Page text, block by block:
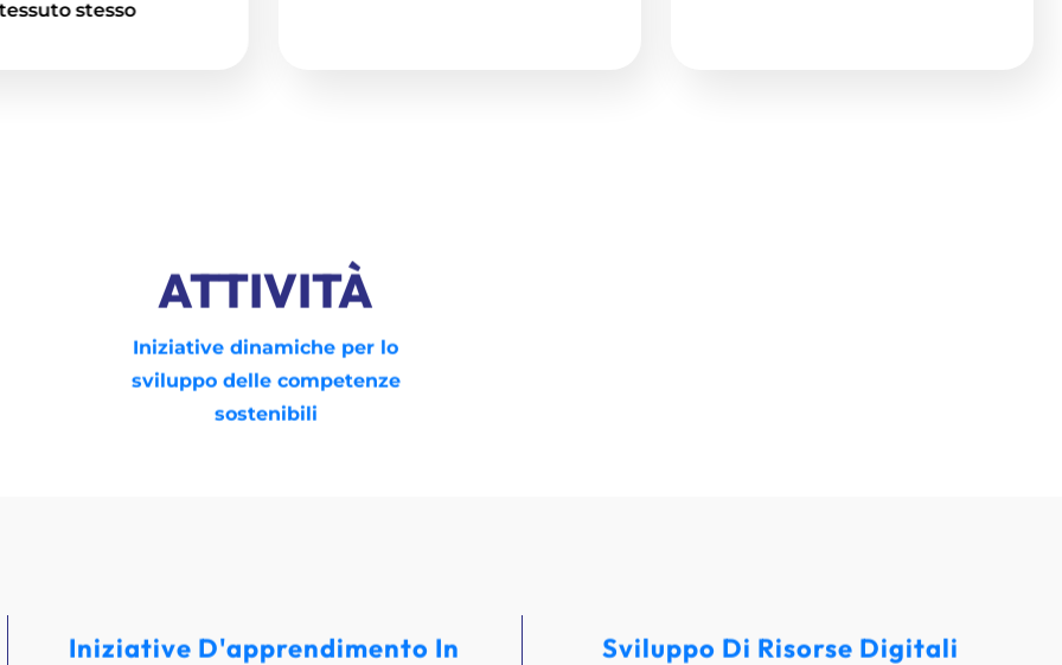
ATTIVITÀ
Iniziative dinamiche per lo
sviluppo delle competenze
sostenibili
Iniziative D'apprendimento In
Sviluppo Di Risorse Digitali